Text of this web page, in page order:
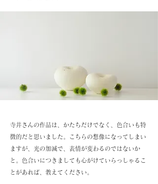
寺井さんの作品は、かたちだけでなく、色合いも特
徴的だと思いました。こちらの想像になってしまい
ますが、光の加減で、表情が変わるのではないか
と。色合いにつきましても心がけていらっしゃるこ
とがあれば、教えてください。